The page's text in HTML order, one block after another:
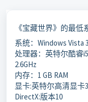
《宝藏世界》的最低
系统：Windows Vista
处理器：英特尔酷睿i5-
2.6GHz
内存：1 GB RAM
显卡:英特尔高清显卡
DirectX:版本10